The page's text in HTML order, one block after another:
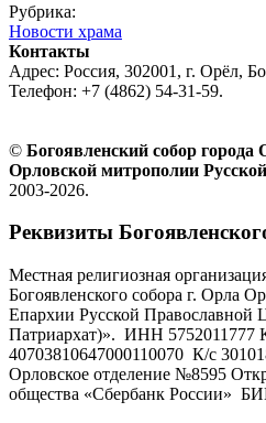
Рубрика:
Новости храма
Контакты
Адрес: Россия, 302001, г. Орёл,
Телефон: +7 (4862) 54-31-59.
© Богоявленский собор
Орловской митрополии
2003-2026.
Реквизиты
Местная религиозная
Богоявленского собора г. Орла
Епархии Русской Православной
Патриархат)». ИНН 5752011777
40703810647000110070 К/с
Орловское отделение №8595
общества «Сбербанк России»